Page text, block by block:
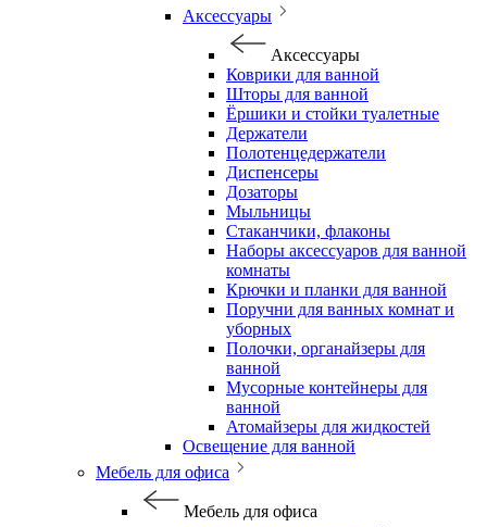
Аксессуары
Аксессуары
Коврики для ванной
Шторы для ванной
Ёршики и стойки туалетные
Держатели
Полотенцедержатели
Диспенсеры
Дозаторы
Мыльницы
Стаканчики, флаконы
Наборы аксессуаров для ванной
комнаты
Крючки и планки для ванной
Поручни для ванных комнат и
уборных
Полочки, органайзеры для
ванной
Мусорные контейнеры для
ванной
Атомайзеры для жидкостей
Освещение для ванной
Мебель для офиса
Мебель для офиса